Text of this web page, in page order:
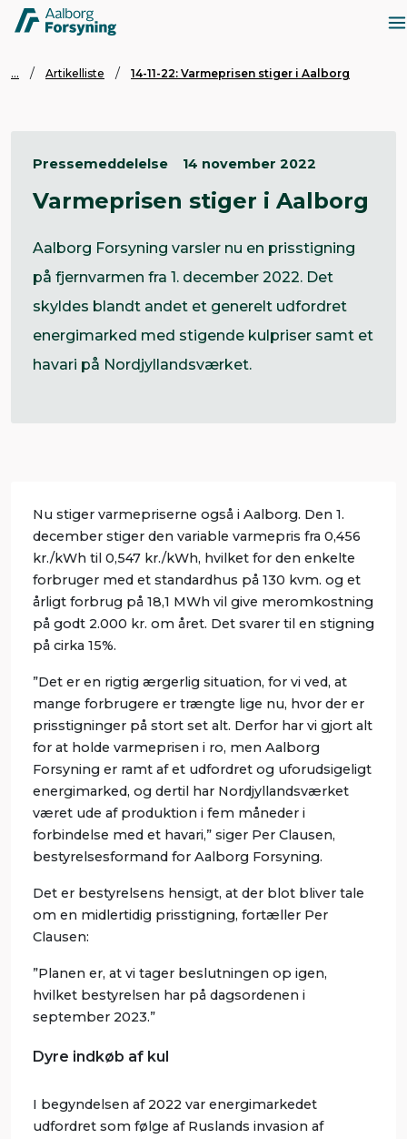
... Artikelliste 14-11-22: Varmeprisen stiger i Aalborg
Pressemeddelelse 14 november 2022
Varmeprisen stiger i Aalborg
Aalborg Forsyning varsler nu en prisstigning
på fjernvarmen fra 1. december 2022. Det
skyldes blandt andet et generelt udfordret
energimarked med stigende kulpriser samt et
havari på Nordjyllandsværket.
Nu stiger varmepriserne også i Aalborg. Den 1.
december stiger den variable varmepris fra 0,456
kr./kWh til 0,547 kr./kWh, hvilket for den enkelte
forbruger med et standardhus på 130 kvm. og et
årligt forbrug på 18,1 MWh vil give meromkostning
på godt 2.000 kr. om året. Det svarer til en stigning
på cirka 15%.
”Det er en rigtig ærgerlig situation, for vi ved, at
mange forbrugere er trængte lige nu, hvor der er
prisstigninger på stort set alt. Derfor har vi gjort alt
for at holde varmeprisen i ro, men Aalborg
Forsyning er ramt af et udfordret og uforudsigeligt
energimarked, og dertil har Nordjyllandsværket
været ude af produktion i fem måneder i
forbindelse med et havari,” siger Per Clausen,
bestyrelsesformand for Aalborg Forsyning.
Det er bestyrelsens hensigt, at der blot bliver tale
om en midlertidig prisstigning, fortæller Per
Clausen:
”Planen er, at vi tager beslutningen op igen,
hvilket bestyrelsen har på dagsordenen i
september 2023.”
Dyre indkøb af kul
I begyndelsen af 2022 var energimarkedet
udfordret som følge af Ruslands invasion af